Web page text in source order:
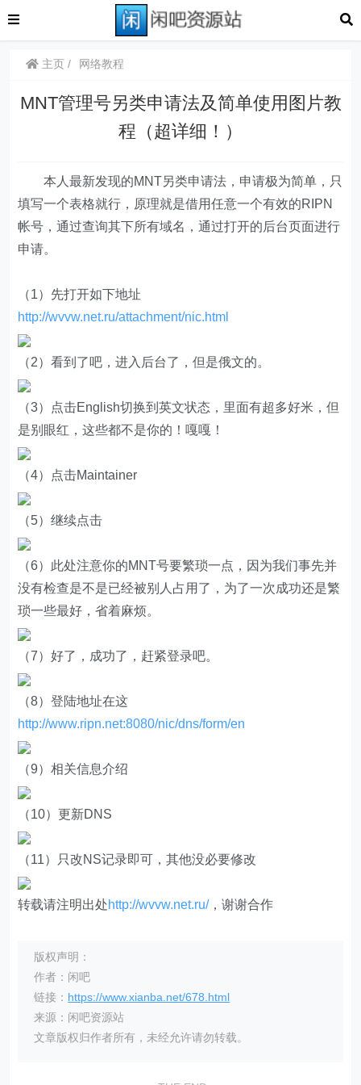
主页 网络教程
MNT管理号另类申请法及简单使用图片教
程（超详细！）
本人最新发现的MNT另类申请法，申请极为简单，只
填写一个表格就行，原理就是借用任意一个有效的RIPN
帐号，通过查询其下所有域名，通过打开的后台页面进行
申请。
（1）先打开如下地址
http://wvvw.net.ru/attachment/nic.html
（2）看到了吧，进入后台了，但是俄文的。
（3）点击English切换到英文状态，里面有超多好米，但
是别眼红，这些都不是你的！嘎嘎！
（4）点击Maintainer
（5）继续点击
（6）此处注意你的MNT号要繁琐一点，因为我们事先并
没有检查是不是已经被别人占用了，为了一次成功还是繁
琐一些最好，省着麻烦。
（7）好了，成功了，赶紧登录吧。
（8）登陆地址在这
http://www.ripn.net:8080/nic/dns/form/en
（9）相关信息介绍
（10）更新DNS
（11）只改NS记录即可，其他没必要修改
转载请注明出处http://wvvw.net.ru/，谢谢合作
版权声明：
作者：闲吧
链接： https://www.xianba.net/678.html
来源：闲吧资源站
文章版权归作者所有，未经允许请勿转载。